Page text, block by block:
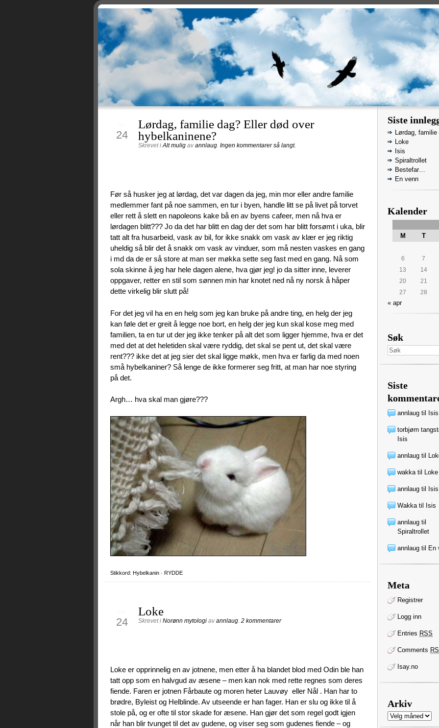
24
Lørdag, familie dag? Eller død over
hybelkaninene?
Skrevet iAlt mulig avannlaug. Ingen kommentarer så langt.
Før så husker jeg at lørdag, det var dagen da jeg, min mor eller andre familie
medlemmer fant på noe sammen, en tur i byen, handle litt se på livet på torvet
eller rett å slett en napoleons kake bå en av byens cafeer, men nå hva er
lørdagen blitt??? Jo da det har blitt en dag der det som har blitt forsømt i uka, blir
tatt alt fra husarbeid, vask av bil, for ikke snakk om vask av klær er jeg riktig
uheldig så blir det å snakk om vask av vinduer, som må nesten vaskes en gang
i md da de er så store at man ser møkka sette seg fast med en gang. Nå som
sola skinne å jeg har hele dagen alene, hva gjør jeg! jo da sitter inne, leverer
oppgaver, retter en stil som sønnen min har knotet ned nå ny norsk å håper
dette virkelig blir slutt på!
For det jeg vil ha en en helg som jeg kan bruke på andre ting, en helg der jeg
kan føle det er greit å legge noe bort, en helg der jeg kun skal kose meg med
familien, ta en tur ut der jeg ikke tenker på alt det som ligger hjemme, hva er det
med det at det heletiden skal være ryddig, det skal se pent ut, det skal være
rent??? ikke det at jeg sier det skal ligge møkk, men hva er farlig da med noen
små hybelkaniner? Så lenge de ikke formerer seg fritt, at man har noe styring
på det.
Argh… hva skal man gjøre???
Stikkord: Hybelkanin · RYDDE
24
Loke
Skrevet i Norønn mytologi avannlaug 2 kommentarer
Loke er opprinnelig en av jotnene, men etter å ha blandet blod med Odin ble han
tatt opp som en halvgud av æsene – men kan nok med rette regnes som deres
fiende. Faren er jotnen Fårbaute og moren heter Lauvøy eller Nål . Han har to
brødre, Byleist og Helblinde. Av utseende er han fager. Han er slu og ikke til å
stole på, og er ofte til stor skade for æsene. Han gjør det som regel godt igjen
når han blir tvunget til det av gudene, og viser seg som gudenes fiende – og
Siste
Lørdag,
Loke
Isis
Spiraltrollet
Bestefar…
En venn
Kalender
M T
6
7
13
14
20
21
27
28
« apr
Søk
Siste
annlaug til Isis
torbjørn
Isis
annlaug til
wakka til Loke
annlaug til Isis
Wakka til Isis
annlaug til
Spiraltrollet
annlaug til En
Meta
Registrer
Logg inn
Entries RSS
Comments
Isay.no
Arkiv
Arkiv